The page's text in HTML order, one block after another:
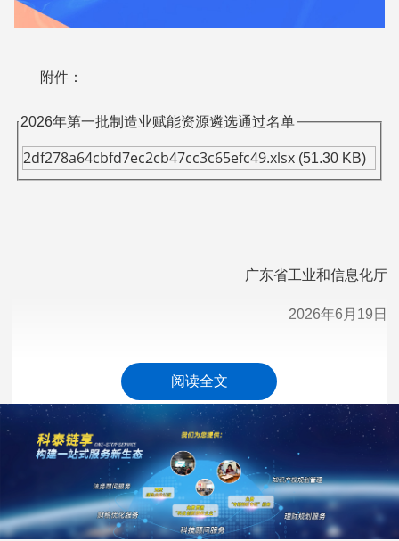
附件：
2026年第一批制造业赋能资源遴选通过名单
2df278a64cbfd7ec2cb47cc3c65efc49.xlsx (51.30 KB)
广东省工业和信息化厅
2026年6月19日
科泰集团(https://www.gdktzx.com/)成立17年来，致力于
高新技术企业认定、名优高新技术产品
中心认定、省市企业技术中心认定、省市工业设计中心认
定、省市重点实验室认定、新型研发机构认定、
专精特新中
小企业、专精特新“小巨人”、制造业单项冠军、专利软著申
研发费用加计扣除、两化融合贯标认证、科技型中小企
业评价入库、创新创业大赛、专利奖、科学技术奖、科技成
果评价、科技成果转化等服务。关注【科小泰】公众号，及
阅读全文